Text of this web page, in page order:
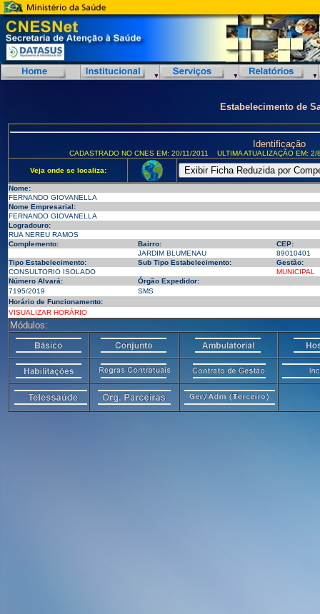
Estabelecimento de
Identificação
CADASTRADO NO CNES EM: 20/11/2011 ULTIMA ATUALIZAÇÃO EM:
Veja onde se localiza:
Nome:
FERNANDO GIOVANELLA
Nome Empresarial:
FERNANDO GIOVANELLA
Logradouro:
RUA NEREU RAMOS
Complemento:
Bairro:
CEP:
JARDIM BLUMENAU
89010401
Tipo Estabelecimento:
Sub Tipo Estabelecimento:
Gestão:
CONSULTORIO ISOLADO
MUNICIPAL
Número Alvará:
Órgão Expedidor:
7195/2019
SMS
Horário de Funcionamento:
VISUALIZAR HORÁRIO
Módulos: